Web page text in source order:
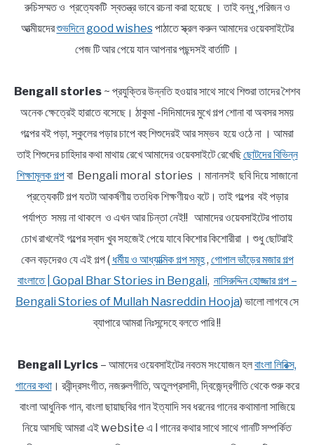
রুচিসম্মত ও প্রত্যেকটি স্বতন্ত্র ভাবে রচনা করা হয়েছে । তাই বন্ধু ,পরিজন ও
আত্মীয়দেরশুভদিনে good wishesপাঠাতে স্ক্রল করুন আমাদের ওয়েবসাইটের
পেজ টি আর পেয়ে যান আপনার পছন্দসই বার্তাটি ।
Bengali stories ~ প্রযুক্তির উন্নতি হওয়ার সাথে সাথে শিশুরা তাদের শৈশব
অনেক ক্ষেত্রেই হারাতে বসেছে। ঠাকুমা -দিদিমাদের মুখে গল্প শোনা বা অবসর সময়
গল্পের বই পড়া, স্কুলের পড়ার চাপে বহু শিশুদেরই আর সম্ভব হয়ে ওঠে না । আমরা
তাই শিশুদের চাহিদার কথা মাথায় রেখে আমাদের ওয়েবসাইটে রেখেছিছোটদের বিভিন্ন
শিক্ষামূলক গল্পবা Bengali moral stories । মানানসই ছবি দিয়ে সাজানো
প্রত্যেকটি গল্প যতটা আকর্ষণীয় ততধিক শিক্ষণীয়ও বটে। তাই গল্পের বই পড়ার
পর্যাপ্ত সময় না থাকলে ও এখন আর চিন্তা নেই!! আমাদের ওয়েবসাইটের পাতায়
চোখ রাখলেই গল্পের স্বাদ খুব সহজেই পেয়ে যাবে কিশোর কিশোরীরা । শুধু ছোটরাই
কেন বড়দেরও যে এই গল্প ( ধর্মীয় ও আধ্যাত্মিক গল্প সমূহ, গোপাল ভাঁড়ের মজার গল্প
বাংলাতে | Gopal Bhar Stories in Bengali, নাসিরুদ্দিন হোজ্জার গল্প –
Bengali Stories of Mullah Nasreddin Hooja) ভালো লাগবে সে
ব্যাপারে আমরা নিঃসন্দেহে বলতে পারি !!
Bengali Lyrics – আমাদের ওয়েবসাইটের নবতম সংযোজন হলবাংলা লিরিক্স,
গানের কথা। রবীন্দ্রসংগীত, নজরুলগীতি, অতুলপ্রসাদী, দ্বিজেন্দ্রগীতি থেকে শুরু করে
বাংলা আধুনিক গান, বাংলা ছায়াছবির গান ইত্যাদি সব ধরনের গানের কথামালা সাজিয়ে
নিয়ে আসছি আমরা এই website এ l গানের কথার সাথে সাথে গানটি সম্পর্কিত